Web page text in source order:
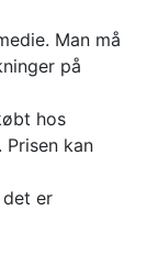
Man må
på
hos
Prisen kan
er